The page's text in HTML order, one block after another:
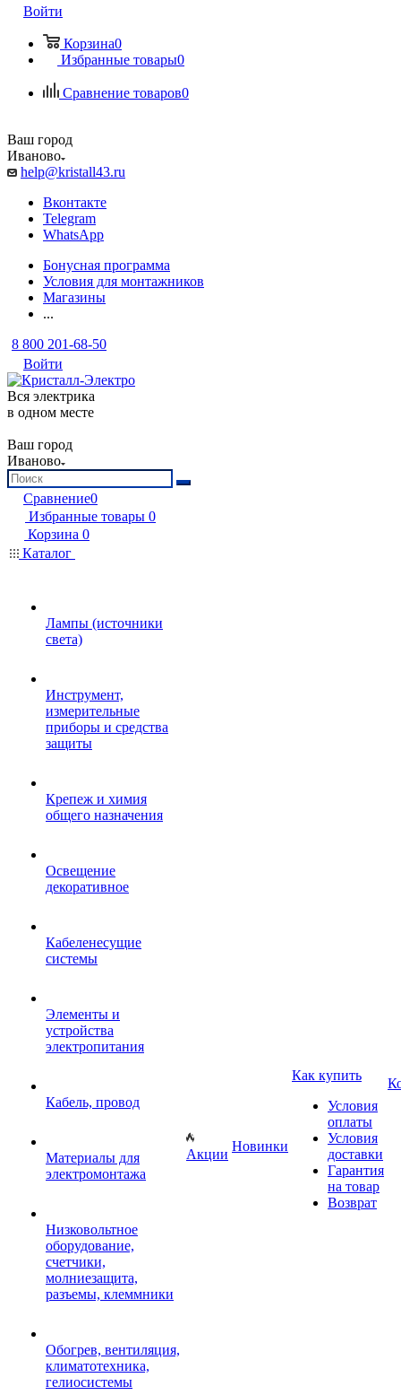
Войти
Корзина0
Избранные товары0
Сравнение товаров0
Ваш город
Иваново
help@kristall43.ru
Вконтакте
Telegram
WhatsApp
Бонусная программа
Условия для монтажников
Магазины
...
8 800 201-68-50
Войти
Вся электрика
в одном месте
Ваш город
Иваново
Сравнение0
Избранные товары 0
Корзина 0
Каталог
Лампы (источники
света)
Инструмент,
измерительные
приборы и средства
защиты
Крепеж и химия
общего назначения
Освещение
декоративное
Кабеленесущие
системы
Элементы и
устройства
электропитания
Кабель, провод
Материалы для
электромонтажа
Низковольтное
оборудование,
счетчики,
молниезащита,
разъемы, клеммники
Обогрев, вентиляция,
климатотехника,
гелиосистемы
Акции
Новинки
Как купить
Условия
оплаты
Условия
доставки
Гарантия
на товар
Возврат